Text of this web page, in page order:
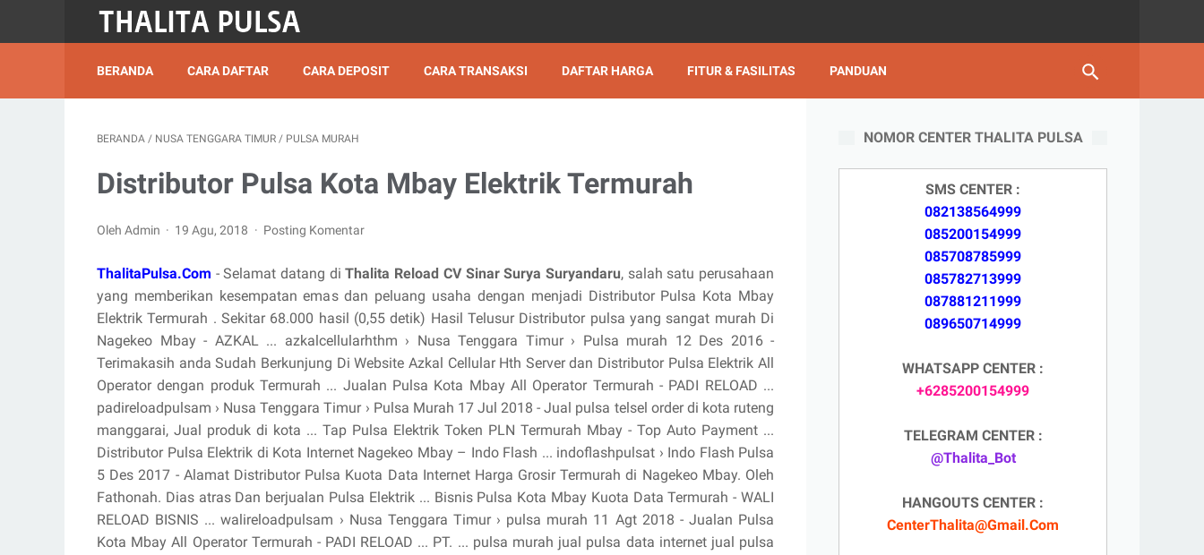
BERANDA CARA DAFTAR CARA DEPOSIT CARA TRANSAKSI DAFTAR HARGA FITUR & FASILITAS PANDUAN
BERANDA / NUSA TENGGARA TIMUR / PULSA MURAH
Distributor Pulsa Kota Mbay Elektrik Termurah
Oleh Admin 19 Agu, 2018 Posting Komentar
ThalitaPulsa.Com - Selamat datang diThalita Reload CV Sinar Surya Suryandaru, salah satu perusahaan
yang memberikan kesempatan emas dan peluang usaha dengan menjadi Distributor Pulsa Kota Mbay
Elektrik Termurah . Sekitar 68.000 hasil (0,55 detik) Hasil Telusur Distributor pulsa yang sangat murah Di
Nagekeo Mbay - AZKAL ... azkalcellularhthm › Nusa Tenggara Timur › Pulsa murah 12 Des 2016 -
Terimakasih anda Sudah Berkunjung Di Website Azkal Cellular Hth Server dan Distributor Pulsa Elektrik All
Operator dengan produk Termurah ... Jualan Pulsa Kota Mbay All Operator Termurah - PADI RELOAD ...
padireloadpulsam › Nusa Tenggara Timur › Pulsa Murah 17 Jul 2018 - Jual pulsa telsel order di kota ruteng
manggarai, Jual produk di kota ... Tap Pulsa Elektrik Token PLN Termurah Mbay - Top Auto Payment ...
Distributor Pulsa Elektrik di Kota Internet Nagekeo Mbay – Indo Flash ... indoflashpulsat › Indo Flash Pulsa
5 Des 2017 - Alamat Distributor Pulsa Kuota Data Internet Harga Grosir Termurah di Nagekeo Mbay. Oleh
Fathonah. Dias atras Dan berjualan Pulsa Elektrik ... Bisnis Pulsa Kota Mbay Kuota Data Termurah - WALI
RELOAD BISNIS ... walireloadpulsam › Nusa Tenggara Timur › pulsa murah 11 Agt 2018 - Jualan Pulsa
Kota Mbay All Operator Termurah - PADI RELOAD ... PT. ... pulsa murah jual pulsa data internet jual pulsa
NOMOR CENTER THALITA PULSA
SMS CENTER :
082138564999
085200154999
085708785999
085782713999
087881211999
089650714999
WHATSAPP CENTER :
+6285200154999
TELEGRAM CENTER :
@Thalita_Bot
HANGOUTS CENTER :
CenterThalita@Gmail.Com